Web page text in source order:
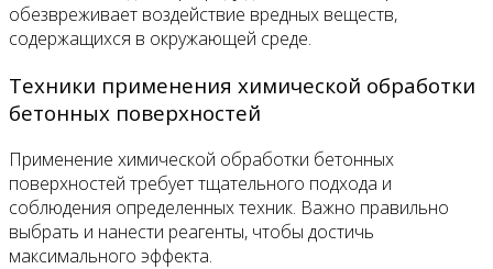
обезвреживает воздействие вредных веществ,
содержащихся в окружающей среде.
Техники применения химической обработки
бетонных поверхностей
Применение химической обработки бетонных
поверхностей требует тщательного подхода и
соблюдения определенных техник. Важно правильно
выбрать и нанести реагенты, чтобы достичь
максимального эффекта.